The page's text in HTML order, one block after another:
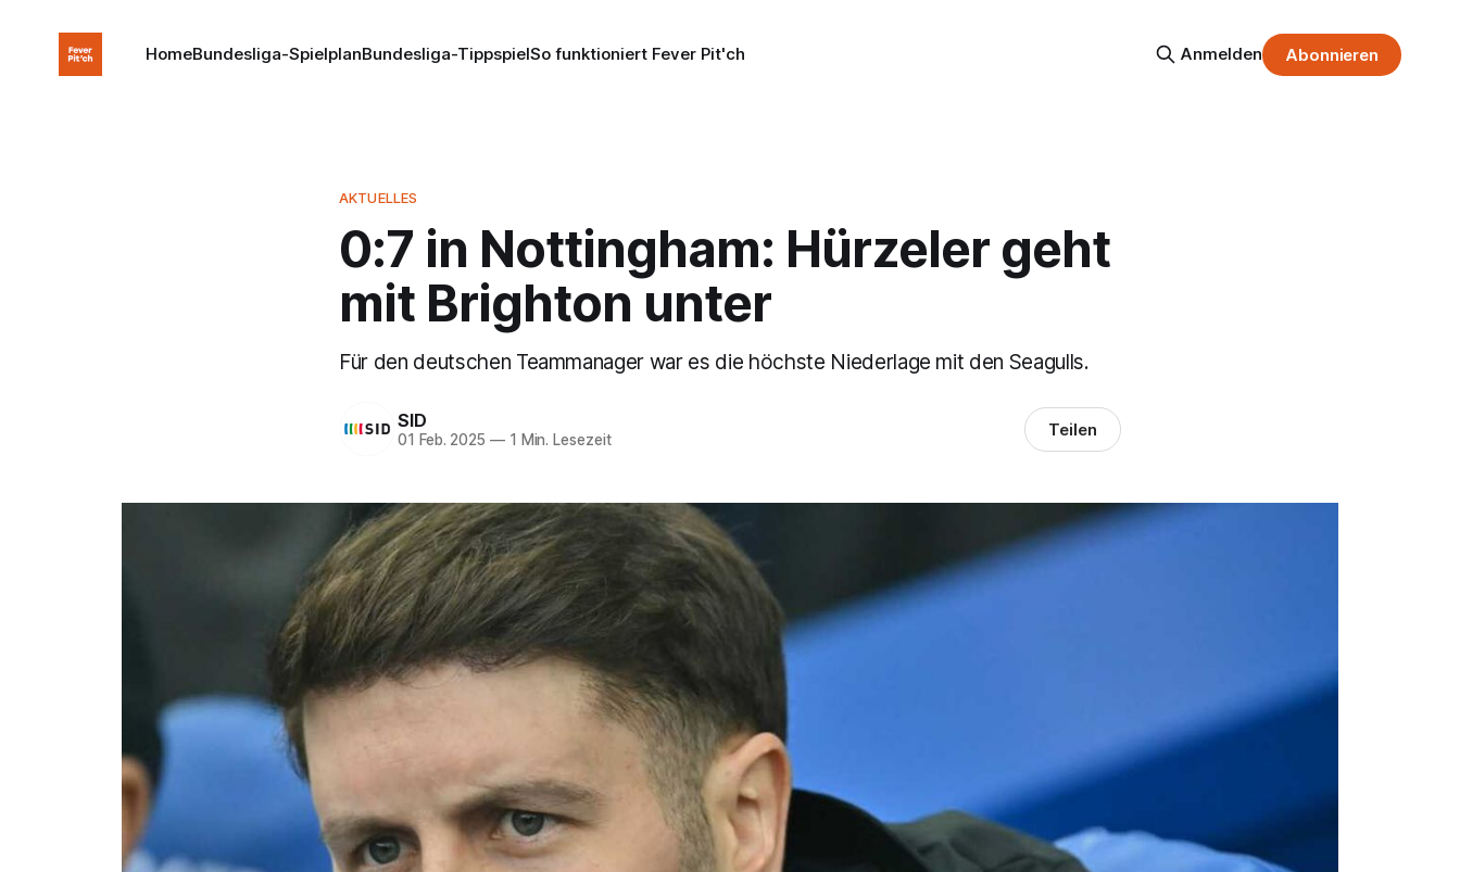
HomeBundesliga-SpielplanBundesliga-TippspielSo funktioniert Fever Pit'ch Anmelden Abonnieren
AKTUELLES
0:7 in Nottingham: Hürzeler geht
mit Brighton unter
Für den deutschen Teammanager war es die höchste Niederlage mit den Seagulls.
SID
01 Feb. 2025 —1 Min. Lesezeit Teilen